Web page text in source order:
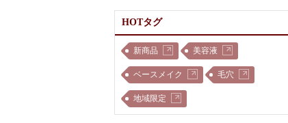
HOTタグ
新商品 美容液
ベースメイク 毛穴
地域限定